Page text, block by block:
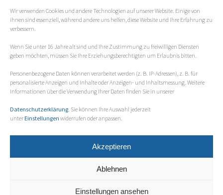
Wir verwenden Cookies und andere Technologien auf unserer Website. Einige von
ihnen sind essenziell, während andere uns helfen, diese Website und Ihre Erfahrung zu
verbessern.
Wenn Sie unter 16 Jahre alt sind und Ihre Zustimmung zu freiwilligen Diensten
geben möchten, müssen Sie Ihre Erziehungsberechtigten um Erlaubnis bitten.
Personenbezogene Daten können verarbeitet werden (z. B. IP-Adressen), z. B. für
personalisierte Anzeigen und Inhalte oder Anzeigen- und Inhaltsmessung. Weitere
Informationen über die Verwendung Ihrer Daten finden Sie in unserer
Datenschutzerklärung. Sie können Ihre Auswahl jederzeit
unter Einstellungen widerrufen oder anpassen.
Akzeptieren
Ablehnen
Einstellungen ansehen
Dachverbandes Cranio Austria,
Qualitätssicherung im Bereich der
craniosacralen Lehrgänge ein großes
Anliegen. Das betrifft die Lehrinhalte, die
Anzahl der Unterrichtsstunden sowie die
Voraussetzungen zur Erlangung des
Diploms.
Nützliche Links.Kontakt.Impressum